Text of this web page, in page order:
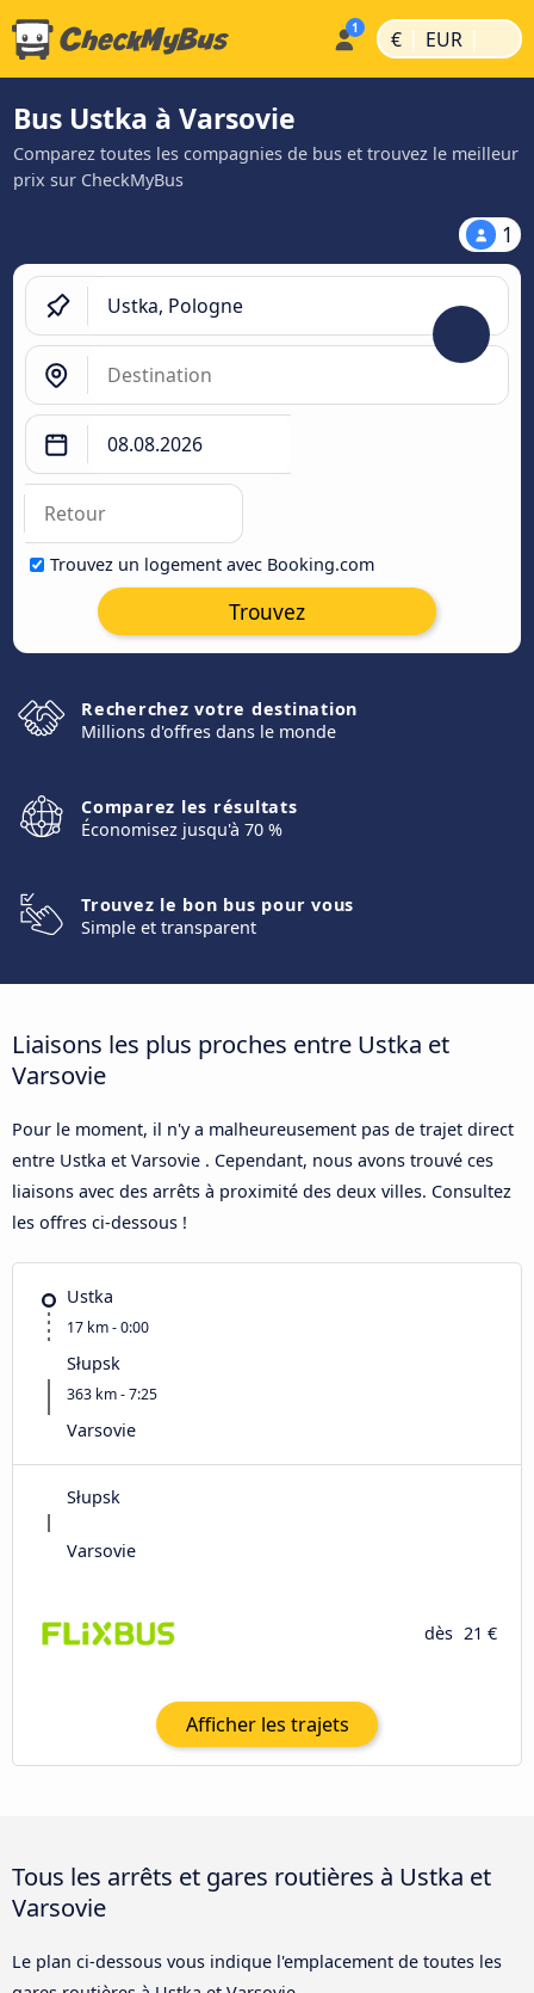
€ | EUR |
Bus Ustka à Varsovie
Comparez toutes les compagnies de bus et trouvez le meilleur
prix sur CheckMyBus
1
Trouvez un logement avec Booking.com
Trouvez
Recherchez votre destination
Millions d'offres dans le monde
Comparez les résultats
Économisez jusqu'à 70 %
Trouvez le bon bus pour vous
Simple et transparent
Liaisons les plus proches entre Ustka et
Varsovie
Pour le moment, il n'y a malheureusement pas de trajet direct
entre Ustka et Varsovie . Cependant, nous avons trouvé ces
liaisons avec des arrêts à proximité des deux villes. Consultez
les offres ci-dessous !
Ustka
17 km - 0:00
Słupsk
363 km - 7:25
Varsovie
Słupsk
Varsovie
dès 21 €
Afficher les trajets
Tous les arrêts et gares routières à Ustka et
Varsovie
Le plan ci-dessous vous indique l'emplacement de toutes les